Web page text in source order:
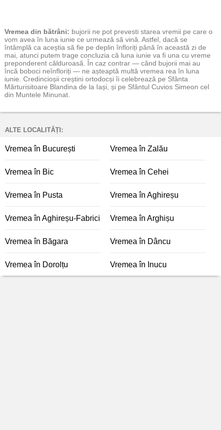
Vremea din bătrâni: bujorii ne pot prevesti starea vremii pe care o
vom avea în luna iunie ce urmează să vină. Astfel, dacă se
întâmplă ca aceștia să fie pe deplin înfloriți până în această zi de
mai, atunci putem trage concluzia că luna iunie va fi una cu vreme
preponderent călduroasă. În caz contrar — când bujorii mai au
încă boboci neînfloriți — ne așteaptă multă vremea rea în luna
iunie. Credincioșii creștini ortodocși îi celebrează pe Sfânta
Mărturisitoare Blandina de la Iași, și pe Sfântul Cuvios Simeon cel
din Muntele Minunat.
ALTE LOCALITĂȚI:
Vremea în București Vremea în Zalău
Vremea în Bic Vremea în Cehei
Vremea în Pusta Vremea în Aghireșu
Vremea în Aghireșu-Fabrici Vremea în Arghișu
Vremea în Băgara Vremea în Dâncu
Vremea în Dorolțu Vremea în Inucu